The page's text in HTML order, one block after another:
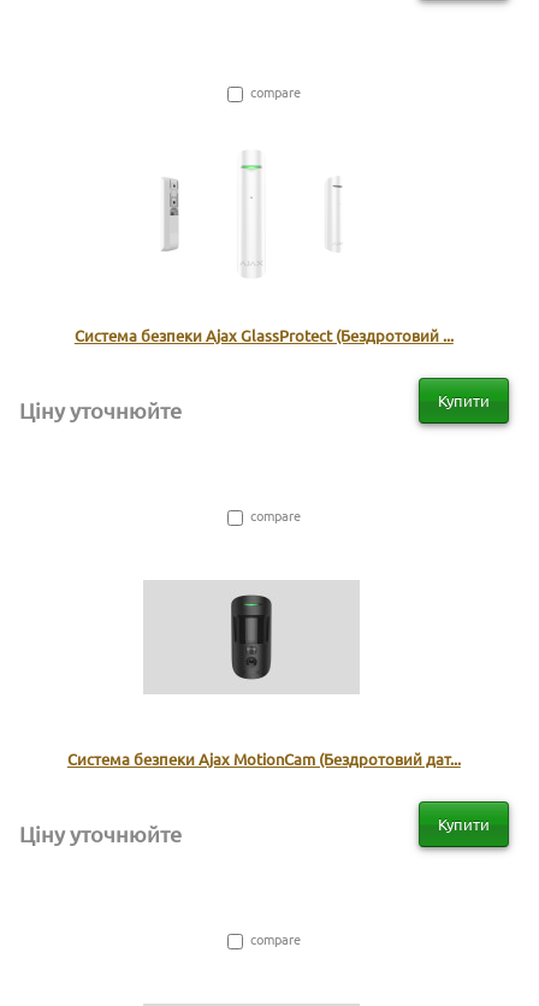
compare
Система безпеки Ajax GlassProtect (Бездротовий ...
Ціну уточнюйте Купити
compare
Система безпеки Ajax MotionCam (Бездротовий дат...
Ціну уточнюйте Купити
compare